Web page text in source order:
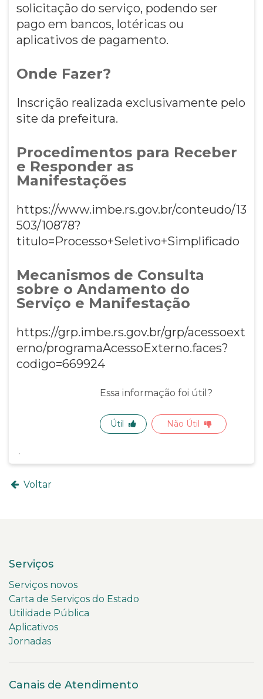
solicitação do serviço, podendo ser
pago em bancos, lotéricas ou
aplicativos de pagamento.
Onde Fazer?
Inscrição realizada exclusivamente pelo
site da prefeitura.
Procedimentos para Receber
e Responder as
Manifestações
https://www.imbe.rs.gov.br/conteudo/13
503/10878?
titulo=Processo+Seletivo+Simplificado
Mecanismos de Consulta
sobre o Andamento do
Serviço e Manifestação
https://grp.imbe.rs.gov.br/grp/acessoext
erno/programaAcessoExterno.faces?
codigo=669924
Essa informação foi útil?
Útil Não Útil
Voltar
Serviços
Serviços novos
Carta de Serviços do Estado
Utilidade Pública
Aplicativos
Jornadas
Canais de Atendimento